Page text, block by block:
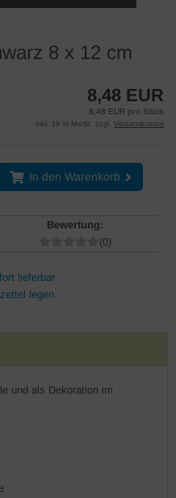
8 x 12 cm
8,48 EUR
8,48 EUR pro Stück
inkl. 19 % MwSt. zzgl. Versandkosten
In den Warenkorb
Bewertung:
(0)
lieferbar
und als Dekoration im